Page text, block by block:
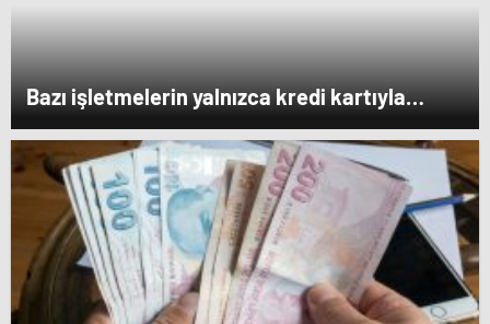
Bazı işletmelerin yalnızca kredi kartıyla
ödeme alması eleştirildi